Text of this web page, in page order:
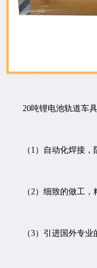
20吨锂电池轨道车
（1）自动化焊接
（2）细致的做工
（3）引进国外专